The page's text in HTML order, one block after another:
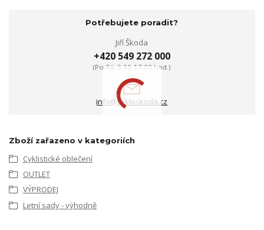
Potřebujete poradit?
Jiří Škoda
+420 549 272 000
(Po-Pá, 9:00-17:00 hod.)
info@cykloskoda.cz
Zboží zařazeno v kategoriích
Cyklistické oblečení
OUTLET
VÝPRODEJ
Letní sady - výhodně